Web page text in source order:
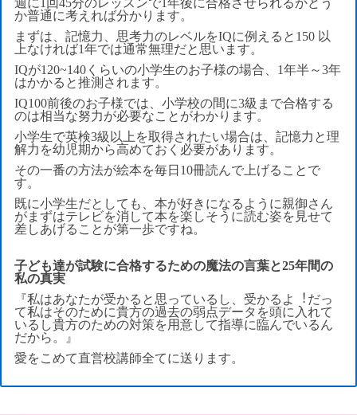
か普通に考えれば分かります。
まずは、記憶力、思考力のレベルをIQに例えると150 以
上なければ1年では通常無理だと思います。
IQが120~140くらいの小学生のお子様の場合、1年半～3年
はかかると推測されます。
IQ100前後のお子様では、小学校の間に3級まで合格する
のは相当な努力が必要なことがわかります。
小学生で英検3級以上を取得されたい場合は、記憶力と理
解力を幼児期から高めておく必要があります。
その一番の方法が絵本を毎日10冊読んで上げることで
す。
既に小学生だとしても、本が好きになるように親御さん
がまずはテレビを消して本を楽しそうに読む姿を見せて
差しあげることが第一歩ですね。
子ども達が試験に合格するための魔法の言葉と25年間の
私の真実
『私はあなたが受かると思っているし、受かるよ︕だっ
て私はそのために貴方の過去の弱点データを頭に入れて
いるし貴方のための対策を用意して指導に臨んでいるん
だから。』
愛をこめて直営校講師全てに送ります。